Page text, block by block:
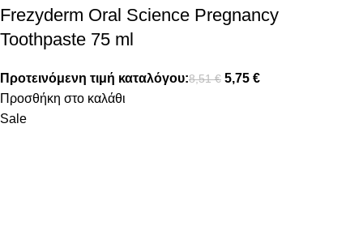
Frezyderm Oral Science Pregnancy
Toothpaste 75 ml
Προτεινόμενη τιμή καταλόγου:8,51€ 5,75 €
Προσθήκη στο καλάθι
Sale